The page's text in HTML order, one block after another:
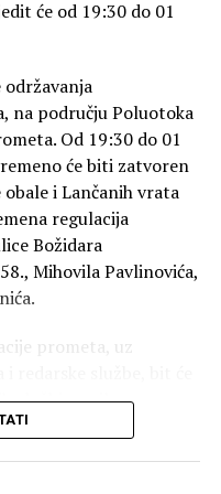
kulturna uloga i mjesto
prof. dr. sc. Sanja
istaknuvši
koja predstavlja
redivive. Zlatna
je nadrasla
Rješenjem
proglašena je
kulturnim
i u Zakonu o
sabor.
jezični i pjesnički
prostor zajedništva
pridruže13. kolovoza
do 18 sati
će od 19:30 do 01
održavanja
na području Poluotoka
Od 19:30 do 01
će biti zatvoren
i Lančanih vrata
regulacija
Božidara
Mihovila Pavlinovića,
prometa, uz
službi, vozila
navedenog područja.